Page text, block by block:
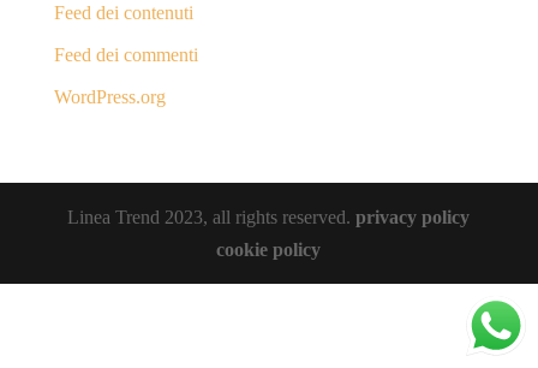
Feed dei contenuti
Feed dei commenti
WordPress.org
Linea Trend 2023, all rights reserved.privacy policy
cookie policy